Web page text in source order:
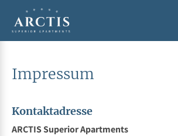
Impressum
Kontaktadresse
ARCTIS Superior Apartments